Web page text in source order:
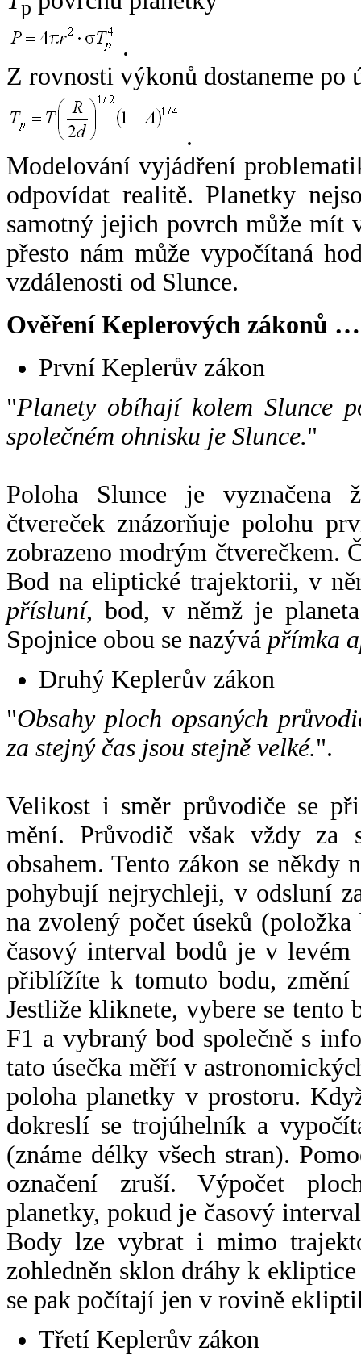
p
.
Z rovnosti výkonů dostaneme po
.
Modelování vyjádření
odpovídat realitě. Planetky
samotný jejich povrch může mít
přesto nám může vypočítaná
vzdálenosti od Slunce.
Ověření Keplerových zákonů …
První Keplerův zákon
"Planety obíhají kolem Slunce
společném ohnisku je Slunce."
Poloha Slunce je vyznačena
čtvereček znázorňuje polohu
zobrazeno modrým čtverečkem.
Bod na eliptické trajektorii, v
přísluní, bod, v němž je
Spojnice obou se nazývá přímka
Druhý Keplerův zákon
"Obsahy ploch opsaných
za stejný čas jsou stejně velké.".
Velikost i směr průvodiče se
mění. Průvodič však vždy za
obsahem. Tento zákon se někdy
pohybují nejrychleji, v odsluní
na zvolený počet úseků
časový interval bodů je v
přiblížíte k tomuto bodu,
Jestliže kliknete, vybere se tento
F1 a vybraný bod společně s
tato úsečka měří v
poloha planetky v prostoru.
dokreslí se trojúhelník a
(známe délky všech stran).
označení zruší. Výpočet
planetky, pokud je časový
Body lze vybrat i mimo
zohledněn sklon dráhy k
se pak počítají jen v rovině
Třetí Keplerův zákon